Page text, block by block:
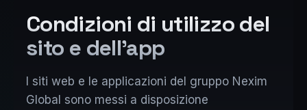
Condizioni di utilizzo del
sito e dell'app
I siti web e le applicazioni del gruppo Nexim
Global sono messi a disposizione